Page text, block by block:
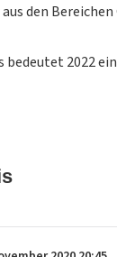
den
bedeutet 2022